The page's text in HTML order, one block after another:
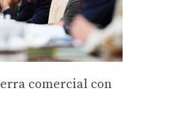
comercial con